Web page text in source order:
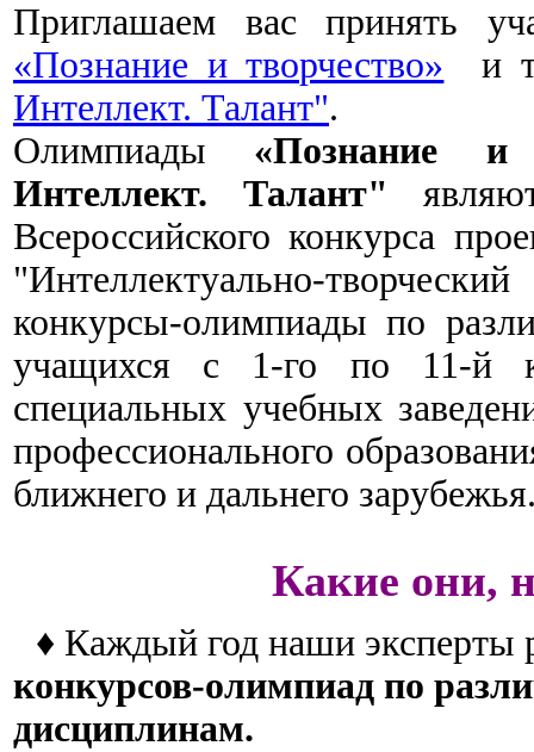
Приглашаем вас принять
«Познание и творчество» и
Интеллект. Талант".
Олимпиады «Познание и
Интеллект. Талант"
Всероссийского конкурса
"Интеллектуально-
конкурсы-олимпиады по
учащихся с 1-го по 11-й
специальных учебных
профессионального
ближнего и дальнего
Какие они,
♦ Каждый год наши эксперты
конкурсов-олимпиад по
дисциплинам.